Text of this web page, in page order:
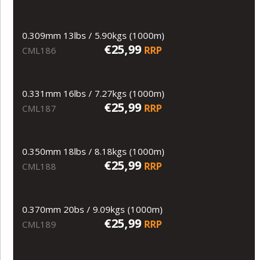
0.309mm 13lbs / 5.90kgs (1000m)
CML186
€25,99 RRP
0.331mm 16lbs / 7.27kgs (1000m)
CML187
€25,99 RRP
0.350mm 18lbs / 8.18kgs (1000m)
CML188
€25,99 RRP
0.370mm 20bs / 9.09kgs (1000m)
CML189
€25,99 RRP